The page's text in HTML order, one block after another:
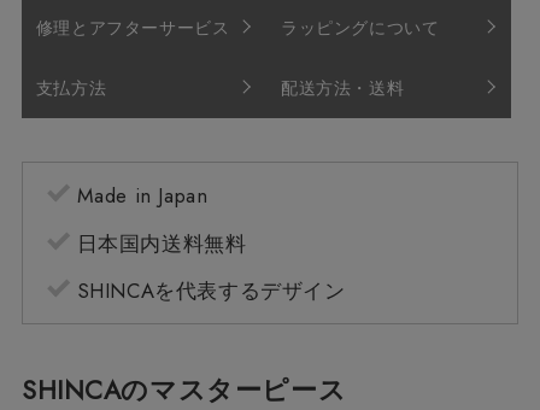
修理とアフターサービス ラッピングについて
支払方法 配送方法・送料
Made in Japan
日本国内送料無料
SHINCAを代表するデザイン
SHINCAのマスターピース